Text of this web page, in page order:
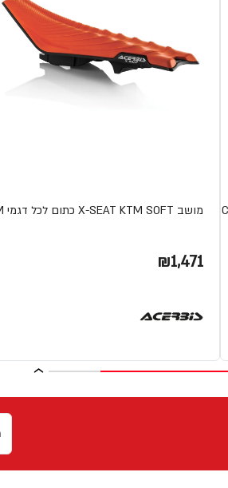
מושב X-SEAT KTM SOFT כתום לכל דגמי KTM
₪1,471